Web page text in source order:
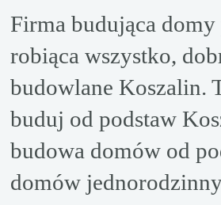
Firma budująca
robiąca wszystko,
budowlane Koszalin.
buduj od podstaw
budowa domów od
domów